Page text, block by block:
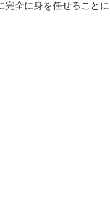
完全に身を任せること